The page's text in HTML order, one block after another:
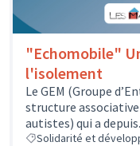
"Echomobile"
l'isolement
Le GEM (Groupe
structure
autistes) qui a
Solidarité et